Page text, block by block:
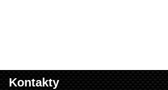
Kontakty